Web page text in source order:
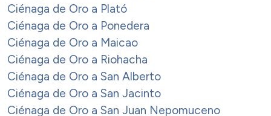
Ciénaga de Oro a Plató
Ciénaga de Oro a Ponedera
Ciénaga de Oro a Maicao
Ciénaga de Oro a Riohacha
Ciénaga de Oro a San Alberto
Ciénaga de Oro a San Jacinto
Ciénaga de Oro a San Juan Nepomuceno